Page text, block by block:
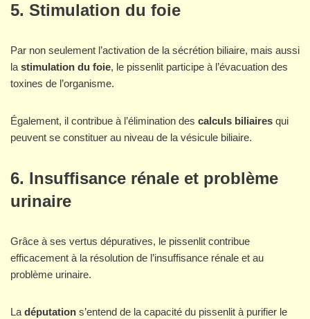
5. Stimulation du foie
Par non seulement l’activation de la sécrétion biliaire, mais aussi
lastimulation du foie, le pissenlit participe à l’évacuation des
toxines de l’organisme.
Également, il contribue à l’élimination des calculs biliaires qui
peuvent se constituer au niveau de la vésicule biliaire.
6. Insuffisance rénale et problème
urinaire
Grâce à ses vertus dépuratives, le pissenlit contribue
efficacement à la résolution de l’insuffisance rénale et au
problème urinaire.
Ladéputation s’entend de la capacité du pissenlit à purifier le